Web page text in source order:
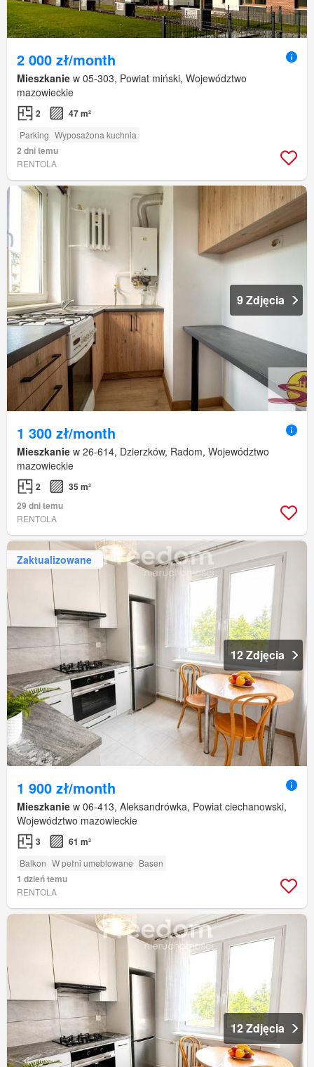
2 000 zł/month
Mieszkanie w 05-303, Powiat miński, Województwo
mazowieckie
2 47 m²
Parking Wyposażona kuchnia
2 dni temu
RENTOLA
9 Zdjęcia
1 300 zł/month
Mieszkanie w 26-614, Dzierzków, Radom, Województwo
mazowieckie
2
35 m²
29 dni temu
RENTOLA
Zaktualizowane
12 Zdjęcia
1 900 zł/month
Mieszkanie w 06-413, Aleksandrówka, Powiat ciechanowski,
Województwo mazowieckie
3 61 m²
Balkon W pełni umeblowane Basen
1 dzień temu
RENTOLA
12 Zdjęcia